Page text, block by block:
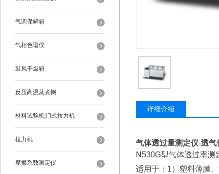
气调保鲜箱
气相色谱仪
鼓风干燥箱
反压高温蒸煮锅
材料试验机|门式拉力机
拉力机
摩擦系数测定仪
详细介绍
气体透过量测定仪-透气
N530G型气体透过率测
适用于：1）塑料薄膜